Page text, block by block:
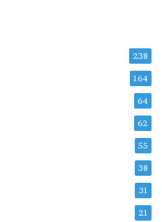
238
164
64
62
55
38
31
21